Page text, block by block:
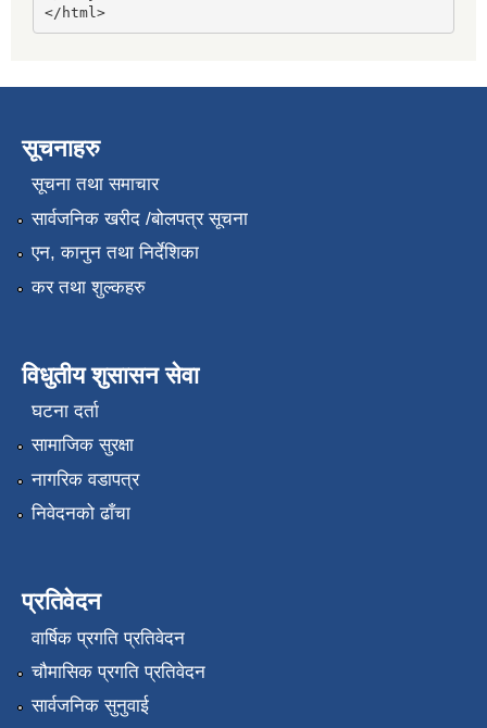
</html>
सूचनाहरु
सूचना तथा समाचार
सार्वजनिक खरीद /बोलपत्र सूचना
एन, कानुन तथा निर्देशिका
कर तथा शुल्कहरु
विधुतीय शुसासन सेवा
घटना दर्ता
सामाजिक सुरक्षा
नागरिक वडापत्र
निवेदनको ढाँचा
प्रतिवेदन
वार्षिक प्रगति प्रतिवेदन
चौमासिक प्रगति प्रतिवेदन
सार्वजनिक सुनुवाई